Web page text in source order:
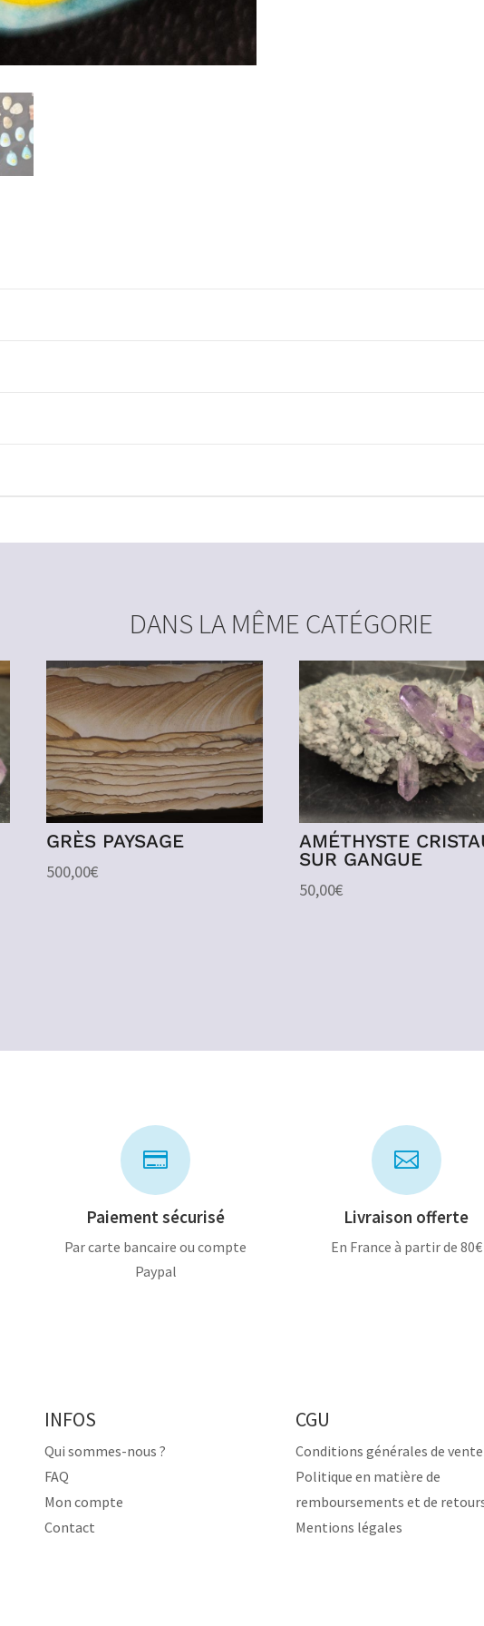
DANS LA MÊME CATÉGORIE
GRÈS PAYSAGE
500,00€
AMÉTHYSTE
SUR GANGUE
50,00€

Paiement sécurisé
Par carte bancaire ou compte
Paypal

Livraison offerte
En France à partir de 80€
INFOS
Qui sommes-nous ?
FAQ
Mon compte
Contact
CGU
Conditions générales de vente
Politique en matière de
remboursements et de
Mentions légales